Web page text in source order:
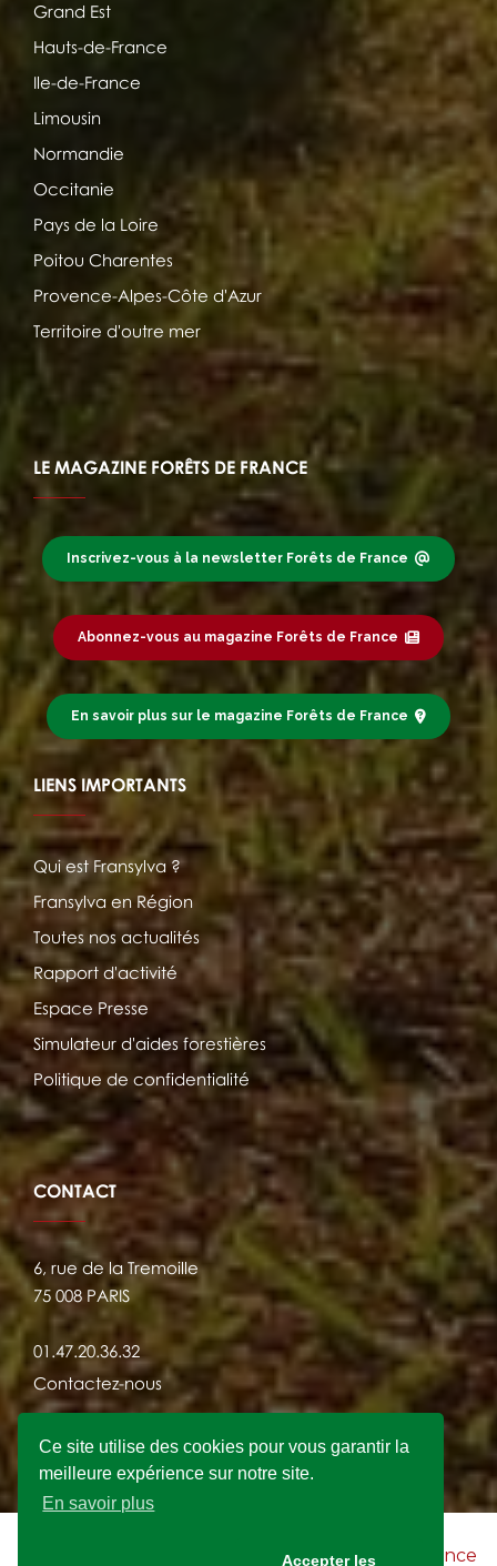
Ce site utilise des cookies pour vous garantir la
meilleure expérience sur notre site.
En savoir plus
Accepter les
Grand Est
Hauts-de-France
Ile-de-France
Limousin
Normandie
Occitanie
Pays de la Loire
Poitou Charentes
Provence-Alpes-Côte d'Azur
Territoire d'outre mer
LE MAGAZINE FORÊTS DE FRANCE
Inscrivez-vous à la newsletter Forêts de France
Abonnez-vous au magazine Forêts de France
En savoir plus sur le magazine Forêts de France
LIENS IMPORTANTS
Qui est Fransylva ?
Fransylva en Région
Toutes nos actualités
Rapport d'activité
Espace Presse
Simulateur d'aides forestières
Politique de confidentialité
CONTACT
6, rue de la Tremoille
75 008 PARIS
01.47.20.36.32
Contactez-nous
2021 © FRANSYLVA - Site Internet crée par l'agence